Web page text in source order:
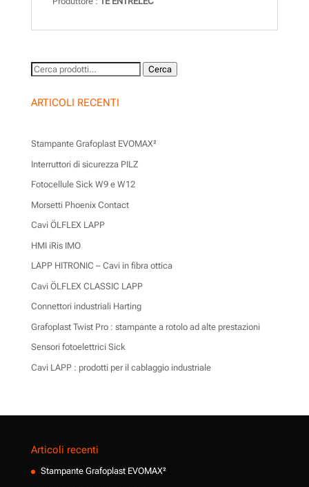
Cerca: Cerca
ARTICOLI RECENTI
Stampante Grafoplast EVOMAX²
Interruttori di sicurezza PILZ
Fotocellule Sick W9 e W12
Morsetti Phoenix Contact
Cavi ÖLFLEX LAPP
HMI iRis IMO
LAPP HITRONIC – Cavi in fibra ottica
Cavi ÖLFLEX CLASSIC LAPP
Connettori industriali Harting
Grafoplast Twist Pro : stampante a rotolo ad alte prestazioni
Sensori fotoelettrici Sick
Cavi LAPP : prodotti per il cablaggio industriale
Articoli recenti
Stampante Grafoplast EVOMAX²